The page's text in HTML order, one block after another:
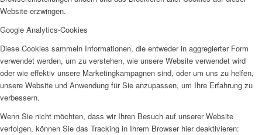
Kita
Website erzwingen.
Google Analytics-Cookies
Diese Cookies sammeln Informationen, die entweder in aggregierter Form
verwendet werden, um zu verstehen, wie unsere Website verwendet wird
oder wie effektiv unsere Marketingkampagnen sind, oder um uns zu helfen,
unsere Website und Anwendung für Sie anzupassen, um Ihre Erfahrung zu
verbessern.
Wenn Sie nicht möchten, dass wir Ihren Besuch auf unserer Website
verfolgen, können Sie das Tracking in Ihrem Browser hier deaktivieren: